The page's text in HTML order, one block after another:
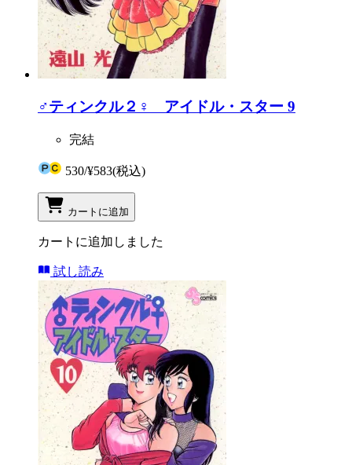
♂ティンクル２♀ アイドル・スター 9
完結
530/¥583(税込)
カートに追加
カートに追加しました
試し読み